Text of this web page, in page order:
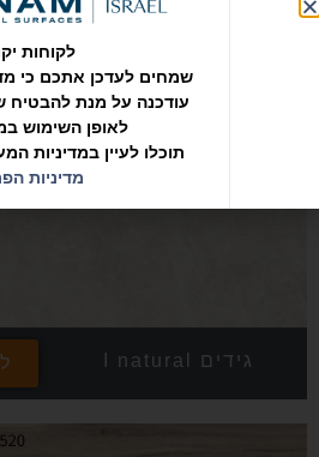
גידים I natural
לקוחות
שמחים לעדכן אתכם כי
עודכנה על מנת להבטיח
לאופן השימוש
תוכלו לעיין במדיניות
מדיניות